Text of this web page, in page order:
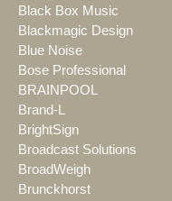
Black Box Music
Blackmagic Design
Blue Noise
Bose Professional
BRAINPOOL
Brand-L
BrightSign
Broadcast Solutions
BroadWeigh
Brunckhorst